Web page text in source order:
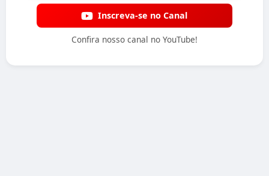
Inscreva-se no Canal
Confira nosso canal no YouTube!